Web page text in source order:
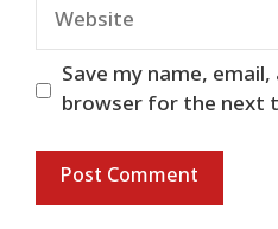
Website
Save my name,
browser for the next